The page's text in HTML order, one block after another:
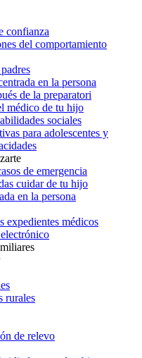
confianza
del comportamiento
en la persona
de la preparatori
médico de tu hijo
sociales
para adolescentes y
de emergencia
cuidar de tu hijo
en la persona
expedientes médicos
rurales
de relevo